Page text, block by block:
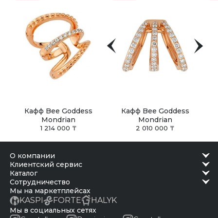
Кафф Bee Goddess
Mondrian
1 214 000 ₸
Кафф Bee Goddess
Mondrian
2 010 000 ₸
о компании
клиентский сервис
каталог
сотрудничество
Мы на маркетплейсах
KASPI FORTE HALYK
Мы в социальных сетях